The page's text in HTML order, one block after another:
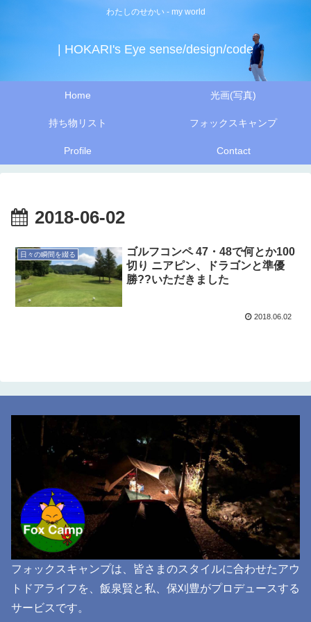
わたしのせかい - my world
| HOKARI's Eye sense/design/code
Home 光画(写真)
持ち物リスト フォックスキャンプ
Profile Contact
2018-06-02
日々の瞬間を綴る
ゴルフコンペ 47・48で何とか100
切り ニアピン、ドラゴンと準優
勝??いただきました
2018.06.02
フォックスキャンプは、皆さまのスタイルに合わせたアウ
トドアライフを、飯泉賢と私、保刈豊がプロデュースする
サービスです。